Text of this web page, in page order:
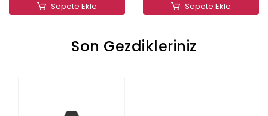
Sepete Ekle Sepete Ekle
Son Gezdikleriniz